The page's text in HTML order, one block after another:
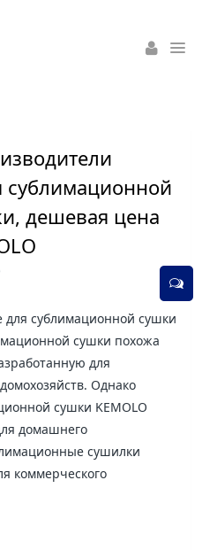
сублимационной
дешевая цена
для сублимационной сушки
сушки похожа
для
Однако
сушки KEMOLO
домашнего
сушилки
коммерческого